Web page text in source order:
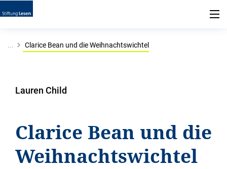
... Clarice Bean und die Weihnachtswichtel
Lauren Child
Clarice Bean und die
Weihnachtswichtel